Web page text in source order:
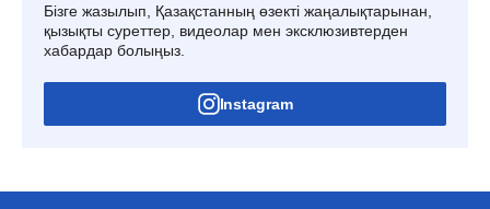
Бізге жазылып, Қазақстанның өзекті жаңалықтарынан,
қызықты суреттер, видеолар мен эксклюзивтерден
хабардар болыңыз.
Instagram